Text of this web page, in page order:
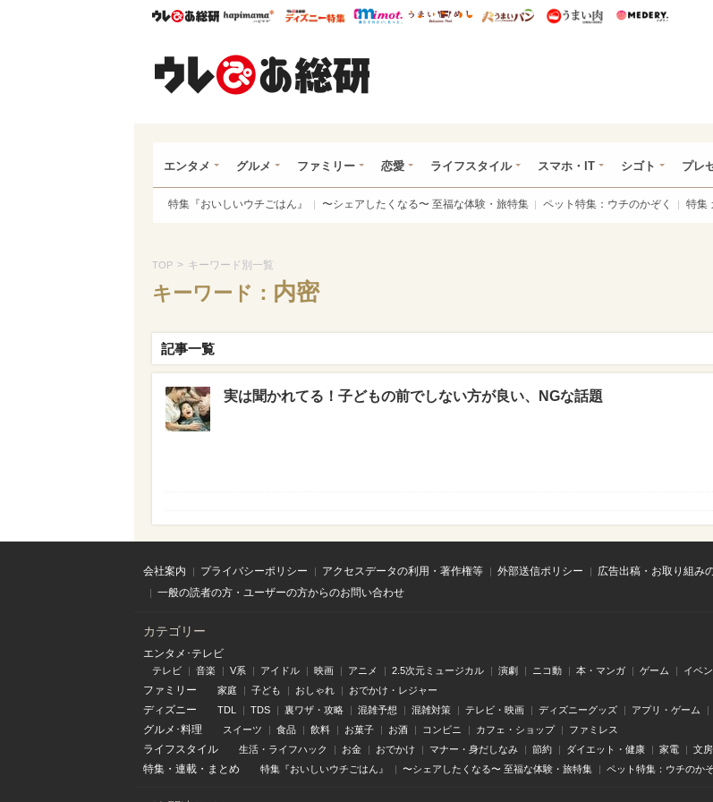
ウレぴあ総研ハピママ* ウレぴあ総研 ディズニー特集
mimot. うまいめし うまいパン うまい肉
エンタメ グルメ ファミリー 恋愛 ライフスタイル スマホ・IT シゴト プレ
特集『おいしいウチごはん』 〜シェアしたくなる〜 至福な体験・旅特集 ペット特集：ウチのかぞく 特集
TOP > キーワード別一覧
キーワード： 内密
記事一覧
実は聞かれてる！子どもの前でしない方が良い、NGな話題
会社案内 プライバシーポリシー アクセスデータの利用・著作権等 外部送信ポリシー
広告出稿・お取り組み
一般の読者の方・ユーザーの方からのお問い合わせ
カテゴリー
エンタメ･テレビ
テレビ 音楽 V系 アイドル 映画 アニメ 2.5次元ミュージカル 演劇 ニコ動 本・マンガ ゲーム イベ
ファミリー 家庭 子ども おしゃれ おでかけ・レジャー
ディズニー TDL TDS 裏ワザ・攻略 混雑予想 混雑対策 テレビ・映画 ディズニーグッズ アプリ・ゲーム
グルメ･料理 スイーツ 食品 飲料 お菓子 お酒 コンビニ カフェ・ショップ ファミレス
ライフスタイル 生活・ライフハック お金 おでかけ マナー・身だしなみ 節約 ダイエット・健康 家電 文
特集 ・ 連載 ・ まとめ 特集『おいしいウチごはん』 〜シェアしたくなる〜 至福な体験・旅特集 ペット特集：ウチのかぞ